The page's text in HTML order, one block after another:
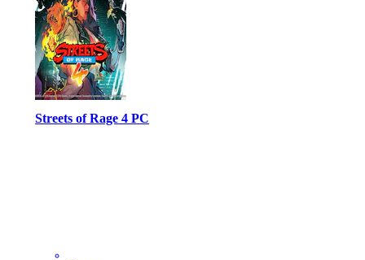
Streets of Rage 4 PC